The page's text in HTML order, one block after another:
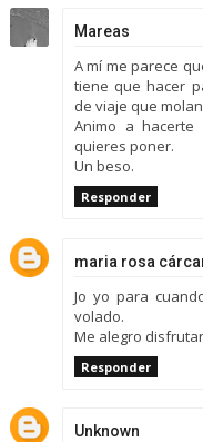
Mareas
A mí me parece
tiene que hacer
de viaje que
Animo a
quieres poner.
Un beso.
Responder
maria rosa
Jo yo para
volado.
Me alegro
Responder
Unknown